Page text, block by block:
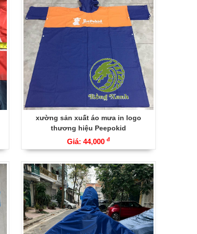
xường sản xuất áo mưa in logo
thương hiệu Peepokid
Giá: 44,000 đ